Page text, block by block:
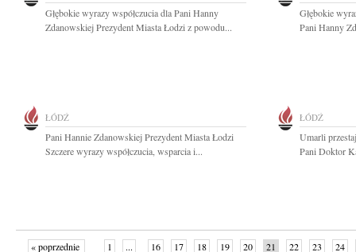
Głębokie wyrazy współczucia dla Pani Hanny
Zdanowskiej Prezydent Miasta Łodzi z powodu...
Głębokie
Pani Hanny
ŁÓDŹ
Pani Hannie Zdanowskiej Prezydent Miasta Łodzi
Szczere wyrazy współczucia, wsparcia i...
ŁÓDŹ
Umarli
Pani Doktor
« poprzednie 1 ... 16 17 18 19 20 21 22 23 24